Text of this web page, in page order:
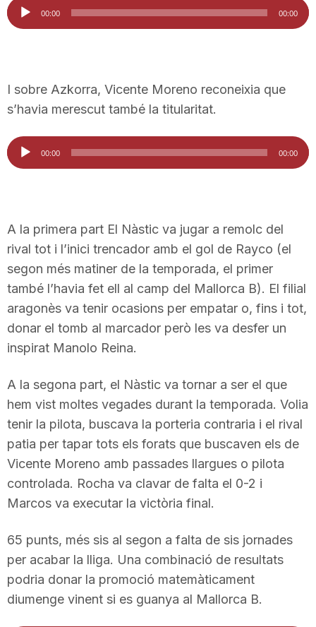
r
a
g
n
a
Reproductor
d'àudio
00:00 00:00
I sobre Azkorra, Vicente Moreno reconeixia que
s’havia merescut també la titularitat.
Reproductor
d'àudio
00:00 00:00
A la primera part El Nàstic va jugar a remolc del
rival tot i l’inici trencador amb el gol de Rayco (el
segon més matiner de la temporada, el primer
també l’havia fet ell al camp del Mallorca B). El filial
aragonès va tenir ocasions per empatar o, fins i tot,
donar el tomb al marcador però les va desfer un
inspirat Manolo Reina.
A la segona part, el Nàstic va tornar a ser el que
hem vist moltes vegades durant la temporada. Volia
tenir la pilota, buscava la porteria contraria i el rival
patia per tapar tots els forats que buscaven els de
Vicente Moreno amb passades llargues o pilota
controlada. Rocha va clavar de falta el 0-2 i
Marcos va executar la victòria final.
65 punts, més sis al segon a falta de sis jornades
per acabar la lliga. Una combinació de resultats
podria donar la promoció matemàticament
diumenge vinent si es guanya al Mallorca B.